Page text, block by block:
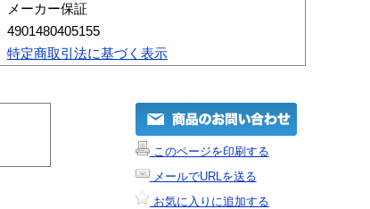
メーカー保証
4901480405155
特定商取引法に基づく表示
このページを印刷する
メールでURLを送る
お気に入りに追加する